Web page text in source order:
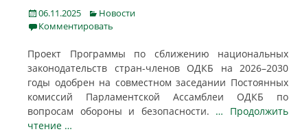
Posted
on
06.11.2025 Categories
Новости
Комментировать
Проект Программы по сближению национальных
законодательств стран-членов ОДКБ на 2026–2030
годы одобрен на совместном заседании Постоянных
комиссий Парламентской Ассамблеи ОДКБ по
вопросам обороны и безопасности. … Продолжить
чтение …